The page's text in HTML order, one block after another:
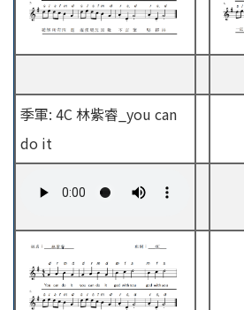
季軍: 4C 林紫睿_you can
do it